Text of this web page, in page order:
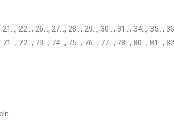
22…, 26…, 27…, 28…, 29…, 30…, 31…, 34…, 35…,
72…, 73…, 74…, 75…, 76…, 77…, 78…, 80…, 81…,